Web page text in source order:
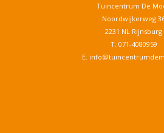
Tuincentrum De
Noordwijkerweg
2231 NL Rijnsburg
T. 071-4080959
E.